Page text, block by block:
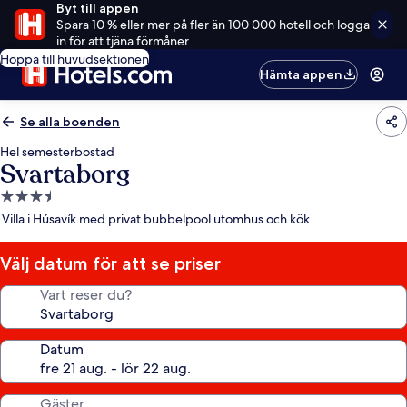
Byt till appen
Spara 10 % eller mer på fler än 100 000 hotell och logga
in för att tjäna förmåner
Hoppa till huvudsektionen
Hämta appen
Se alla boenden
Hel semesterbostad
Svartaborg
3.5-
stjärnigt
Villa i Húsavík med privat bubbelpool utomhus och kök
Välj datum för att se priser
Vart reser du?
Datum